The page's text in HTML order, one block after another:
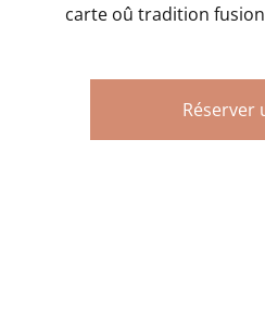
carte oû tradition
Réserver